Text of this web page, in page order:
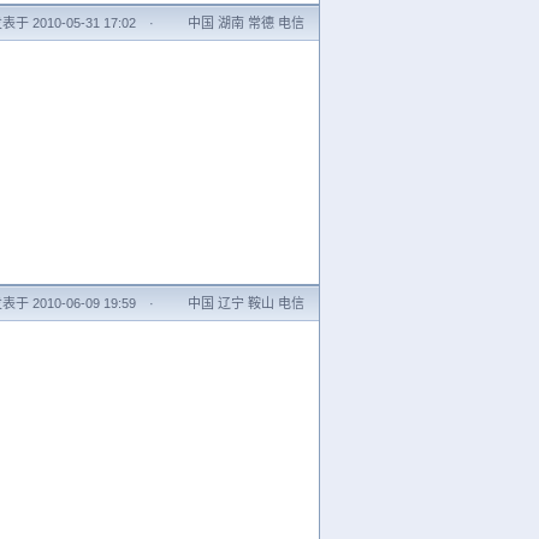
表于 2010-05-31 17:02 · 中国 湖南 常德 电信
表于 2010-06-09 19:59 · 中国 辽宁 鞍山 电信